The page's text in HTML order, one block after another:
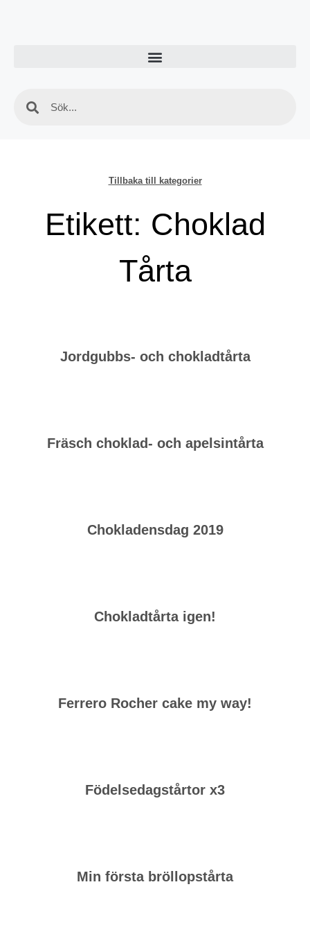
Tillbaka till kategorier
Etikett: Choklad
Tårta
Jordgubbs- och chokladtårta
Fräsch choklad- och apelsintårta
Chokladensdag 2019
Chokladtårta igen!
Ferrero Rocher cake my way!
Födelsedagstårtor x3
Min första bröllopstårta